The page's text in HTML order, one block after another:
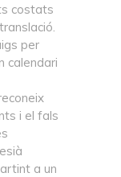
costats
per
calendari
i el fals
a un